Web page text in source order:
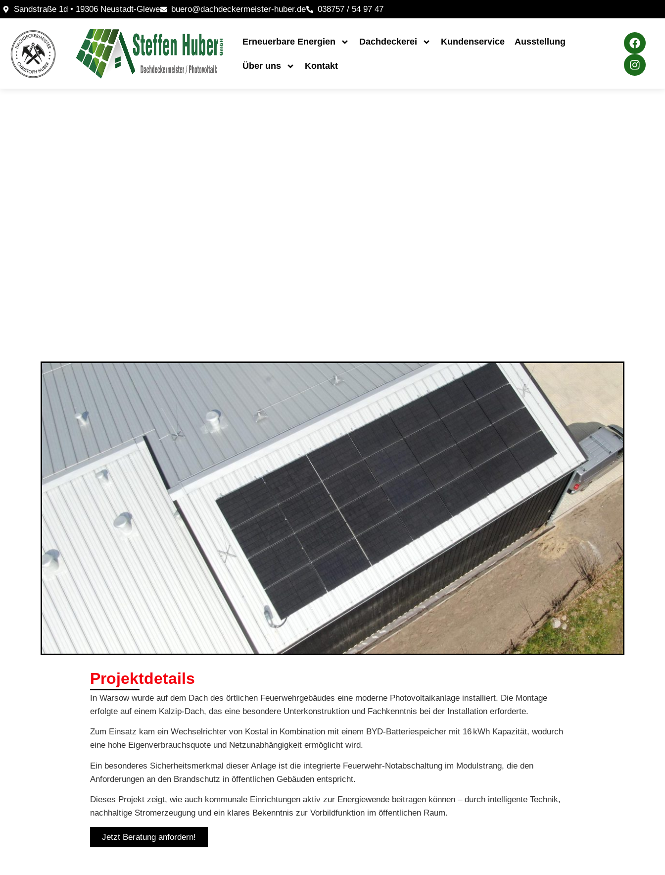
Sandstraße 1d • 19306 Neustadt-Glewe buero@dachdeckermeister-huber.de 038757 / 54 97 47
Erneuerbare Energien Dachdeckerei Kundenservice Ausstellung
Über uns Kontakt
Projektdetails
In Warsow wurde auf dem Dach des örtlichen Feuerwehrgebäudes eine moderne Photovoltaikanlage installiert. Die Montage
erfolgte auf einem Kalzip-Dach, das eine besondere Unterkonstruktion und Fachkenntnis bei der Installation erforderte.
Zum Einsatz kam ein Wechselrichter von Kostal in Kombination mit einem BYD-Batteriespeicher mit 16 kWh Kapazität, wodurch
eine hohe Eigenverbrauchsquote und Netzunabhängigkeit ermöglicht wird.
Ein besonderes Sicherheitsmerkmal dieser Anlage ist die integrierte Feuerwehr-Notabschaltung im Modulstrang, die den
Anforderungen an den Brandschutz in öffentlichen Gebäuden entspricht.
Dieses Projekt zeigt, wie auch kommunale Einrichtungen aktiv zur Energiewende beitragen können – durch intelligente Technik,
nachhaltige Stromerzeugung und ein klares Bekenntnis zur Vorbildfunktion im öffentlichen Raum.
Jetzt Beratung anfordern!